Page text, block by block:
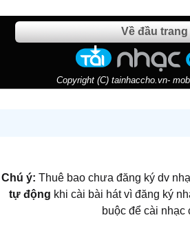
Về đầu trang
Copyright (C) tainhaccho.vn-
Chú ý: Thuê bao chưa đăng ký dv
tự động khi cài bài hát vì đăng ký
buộc để cài nhạc